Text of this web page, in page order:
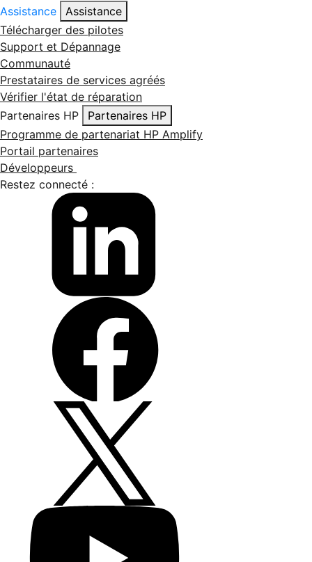
Assistance
Assistance
Télécharger des pilotes
Support et Dépannage
Communauté
Prestataires de services agréés
Vérifier l'état de réparation
Partenaires HP
Partenaires HP
Programme de partenariat HP Amplify
Portail partenaires
Développeurs
Restez connecté :